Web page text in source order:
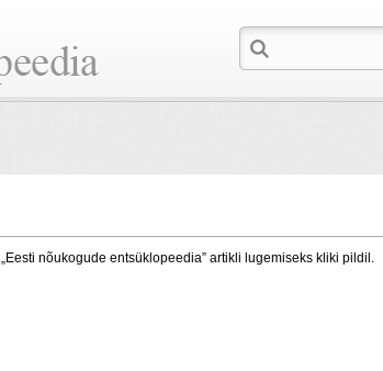
„Eesti nõukogude entsüklopeedia” artikli lugemiseks kliki pildil.